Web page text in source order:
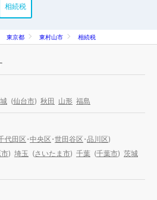
相続税
東京都 東村山市 相続税
(仙台市) 秋田 山形 福島
代田区・中央区・世田谷区・品川区)
) 埼玉 (さいたま市) 千葉 (千葉市) 茨城